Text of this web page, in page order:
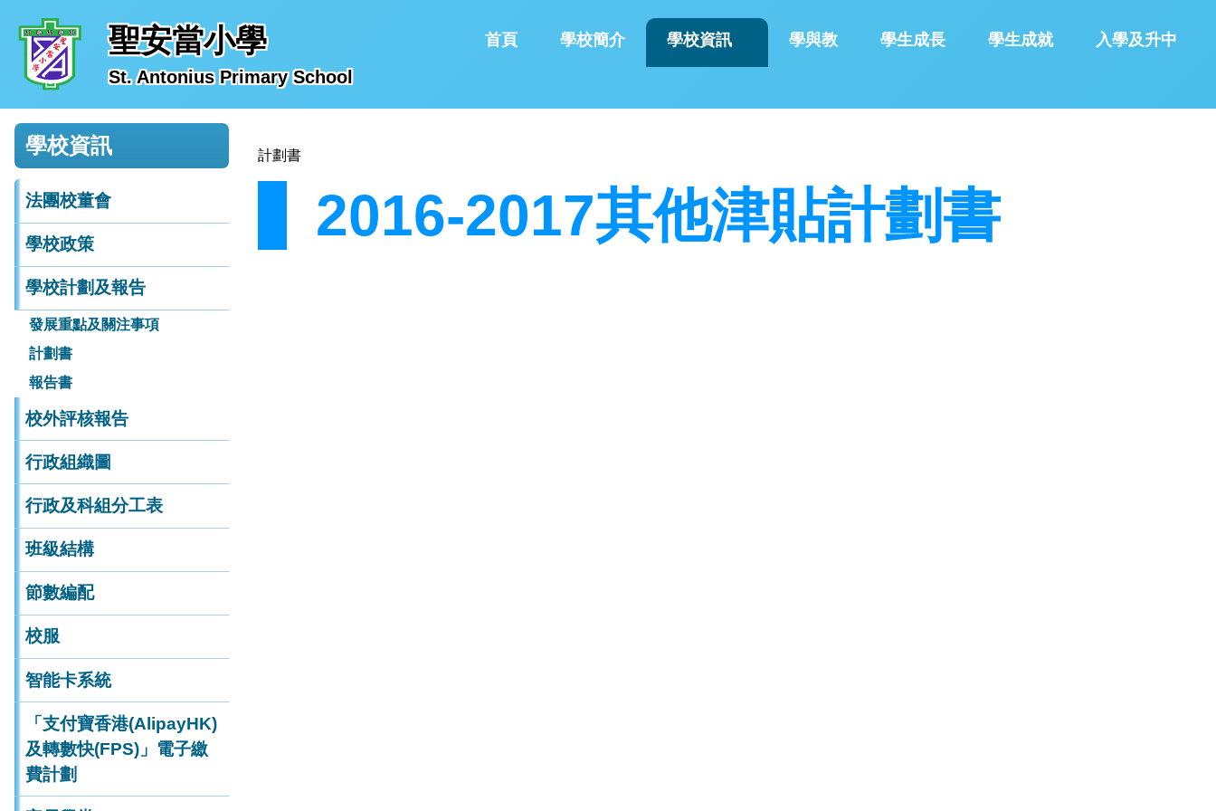
聖安當小學
St. Antonius Primary School
首頁 學校簡介 學校資訊 學與教 學生成長 學生成就 入學及升中
學校資訊
法團校董會
學校政策
學校計劃及報告
發展重點及關注事項
計劃書
報告書
校外評核報告
行政組織圖
行政及科組分工表
班級結構
節數編配
校服
智能卡系統
「支付寶香港(AlipayHK)
及轉數快(FPS)」電子繳
費計劃
2016-2017其他津貼計劃書